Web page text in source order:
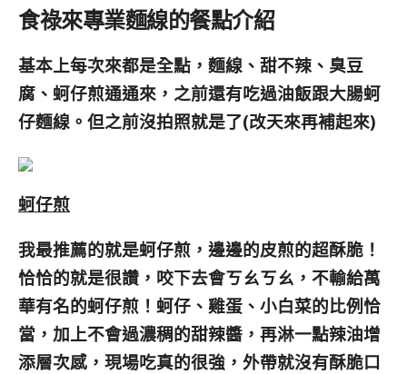
食祿來專業麵線的餐點介紹
基本上每次來都是全點，麵線、甜不辣、臭豆
腐、蚵仔煎通通來，之前還有吃過油飯跟大腸蚵
仔麵線。但之前沒拍照就是了(改天來再補起來)
蚵仔煎
我最推薦的就是蚵仔煎，邊邊的皮煎的超酥脆！
恰恰的就是很讚，咬下去會ㄎㄠㄎㄠ，不輸給萬
華有名的蚵仔煎！蚵仔、雞蛋、小白菜的比例恰
當，加上不會過濃稠的甜辣醬，再淋一點辣油增
添層次感，現場吃真的很強，外帶就沒有酥脆口